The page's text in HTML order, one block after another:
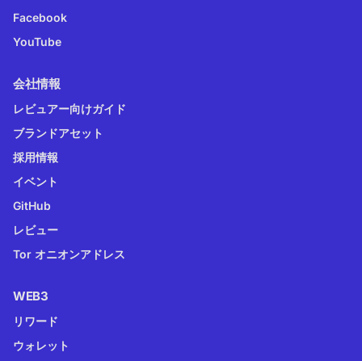
Facebook
YouTube
会社情報
レビュアー向けガイド
ブランドアセット
採用情報
イベント
GitHub
レビュー
Tor オニオンアドレス
WEB3
リワード
ウォレット